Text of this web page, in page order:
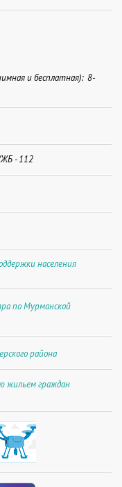
и бесплатная): 8-
- 112
населения
по Мурманской
района
жильем граждан